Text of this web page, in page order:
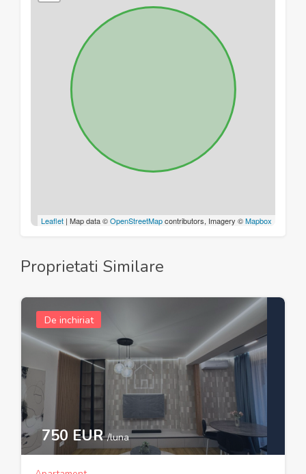
Leaflet | Map data ©OpenStreetMapcontributors, Imagery ©Mapbox
Proprietati Similare
De inchiriat
750 EUR/luna